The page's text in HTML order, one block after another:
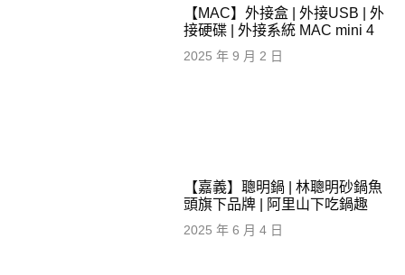
【MAC】外接盒 | 外接USB | 外
接硬碟 | 外接系統 MAC mini 4
2025 年 9 月 2 日
【嘉義】聰明鍋 | 林聰明砂鍋魚
頭旗下品牌 | 阿里山下吃鍋趣
2025 年 6 月 4 日